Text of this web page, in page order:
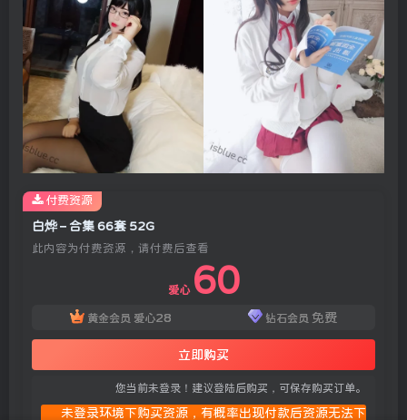
白烨 – 合集 66套 52G
此内容为付费资源，请付费后查看
爱心 60
黄金会员 爱心28 钻石会员 免费
立即购买
您当前未登录！建议登陆后购买，可保存购买订单。
未登录环境下购买资源，有概率出现付款后资源无法下
付费资源